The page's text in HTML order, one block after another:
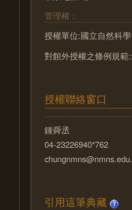
管理權：
授權單位:國立自然科
對館外授權之條例規
授權聯絡窗口
鍾舜丞
04-23226940*762
引用這筆典藏